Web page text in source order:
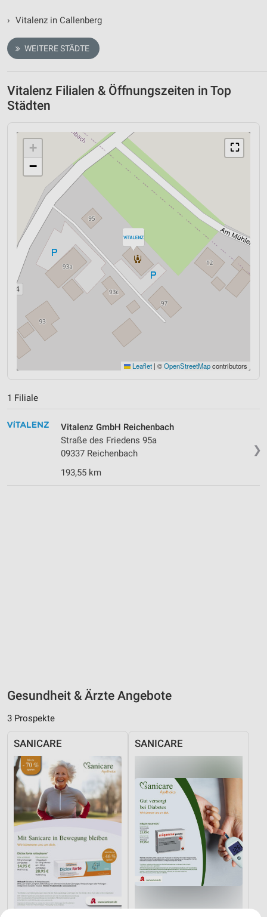
› Vitalenz in Callenberg
WEITERE STÄDTE
Vitalenz Filialen & Öffnungszeiten in Top
Städten
⛶
+
−
Leaflet | ©OpenStreetMapcontributors
1 Filiale
❯
Vitalenz GmbH Reichenbach
Straße des Friedens 95a
09337 Reichenbach
193,55 km
Gesundheit & Ärzte Angebote
3 Prospekte
SANICARE SANICARE